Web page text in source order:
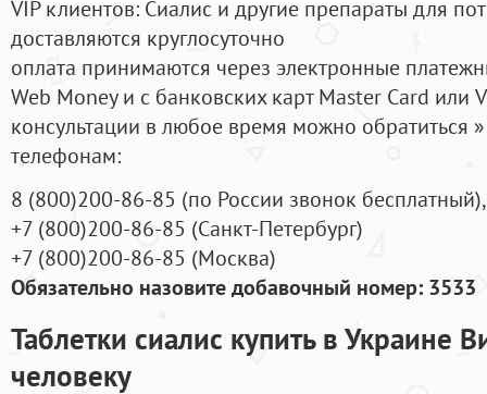
VIP клиентов: Сиалис и другие препараты для
доставляются круглосуточно
оплата принимаются через электронные
Web Money и с банковских карт Master Card или
консультации в любое время можно обратиться
телефонам:
8 (800)200-86-85 (по России звонок бесплатный),
+7 (800)200-86-85 (Санкт-Петербург)
+7 (800)200-86-85 (Москва)
Обязательно назовите добавочный номер: 3533
Таблетки сиалис купить в Украине
человеку